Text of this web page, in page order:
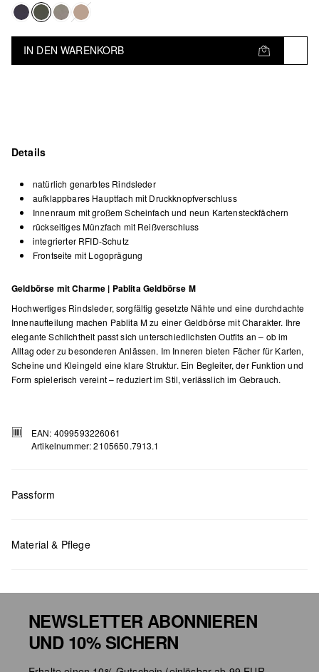
IN DEN WARENKORB
Details
natürlich genarbtes Rindsleder
aufklappbares Hauptfach mit Druckknopfverschluss
Innenraum mit großem Scheinfach und neun Kartensteckfächern
rückseitiges Münzfach mit Reißverschluss
integrierter RFID-Schutz
Frontseite mit Logoprägung
Geldbörse mit Charme | Pablita Geldbörse M
Hochwertiges Rindsleder, sorgfältig gesetzte Nähte und eine durchdachte
Innenaufteilung machen Pablita M zu einer Geldbörse mit Charakter. Ihre
elegante Schlichtheit passt sich unterschiedlichsten Outfits an – ob im
Alltag oder zu besonderen Anlässen. Im Inneren bieten Fächer für Karten,
Scheine und Kleingeld eine klare Struktur. Ein Begleiter, der Funktion und
Form spielerisch vereint – reduziert im Stil, verlässlich im Gebrauch.
EAN: 4099593226061
Artikelnummer: 2105650.7913.1
Passform
Material & Pflege
Chlorbleiche nicht möglich
NEWSLETTER ABONNIEREN
UND 10% SICHERN